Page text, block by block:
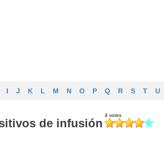
I J K L M N O P Q R S T U
de infusión